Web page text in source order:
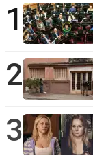
1
2
3